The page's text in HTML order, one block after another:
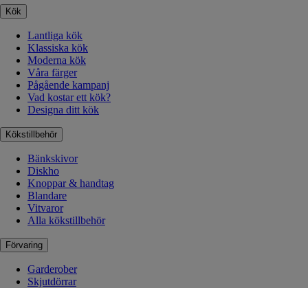
Kök
Lantliga kök
Klassiska kök
Moderna kök
Våra färger
Pågående kampanj
Vad kostar ett kök?
Designa ditt kök
Kökstillbehör
Bänkskivor
Diskho
Knoppar & handtag
Blandare
Vitvaror
Alla kökstillbehör
Förvaring
Garderober
Skjutdörrar